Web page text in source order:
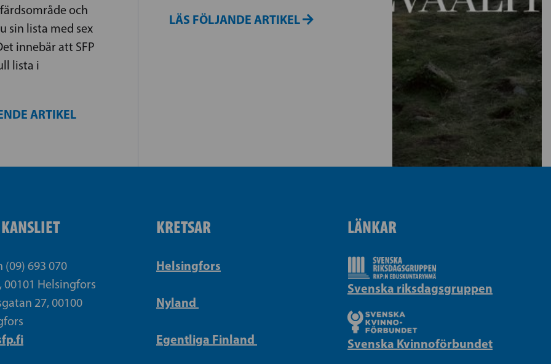
och
sin lista med sex
innebär att SFP
lista i
ARTIKEL
LÄS FÖLJANDE ARTIKEL
(09) 693 070
00101 Helsingfors
27, 00100
KRETSAR
Helsingfors
Nyland
Egentliga Finland
LÄNKAR
Svenska riksdagsgruppen
Svenska Kvinnoförbundet